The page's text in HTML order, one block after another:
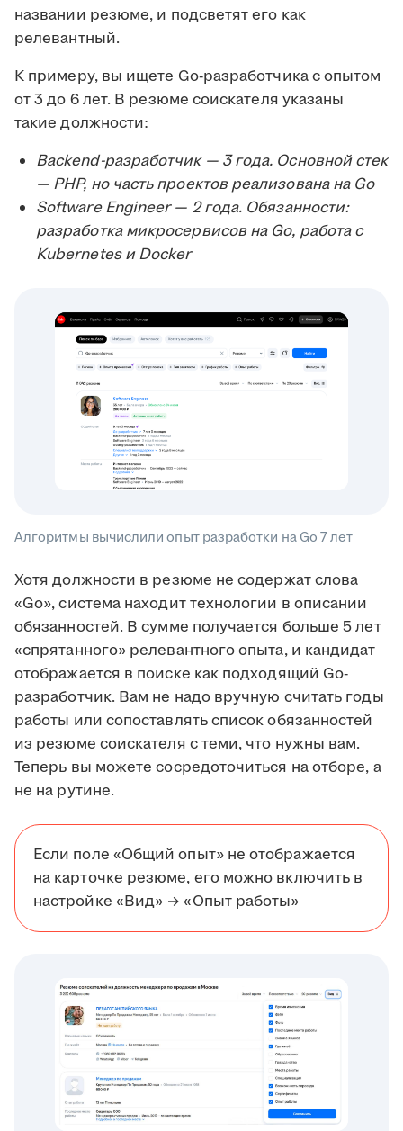
названии резюме, и подсветят его как
релевантный.
К примеру, вы ищете Go-разработчика с опытом
от 3 до 6 лет. В резюме соискателя указаны
такие должности:
Backend-разработчик — 3 года. Основной стек
— PHP, но часть проектов реализована на Go
Software Engineer — 2 года. Обязанности:
разработка микросервисов на Go, работа с
Kubernetes и Docker
Алгоритмы вычислили опыт разработки на Go 7 лет
Хотя должности в резюме не содержат слова
«Go», система находит технологии в описании
обязанностей. В сумме получается больше 5 лет
«спрятанного» релевантного опыта, и кандидат
отображается в поиске как подходящий Go-
разработчик. Вам не надо вручную считать годы
работы или сопоставлять список обязанностей
из резюме соискателя с теми, что нужны вам.
Теперь вы можете сосредоточиться на отборе, а
не на рутине.
Если поле «Общий опыт» не отображается
на карточке резюме, его можно включить в
настройке «Вид» → «Опыт работы»